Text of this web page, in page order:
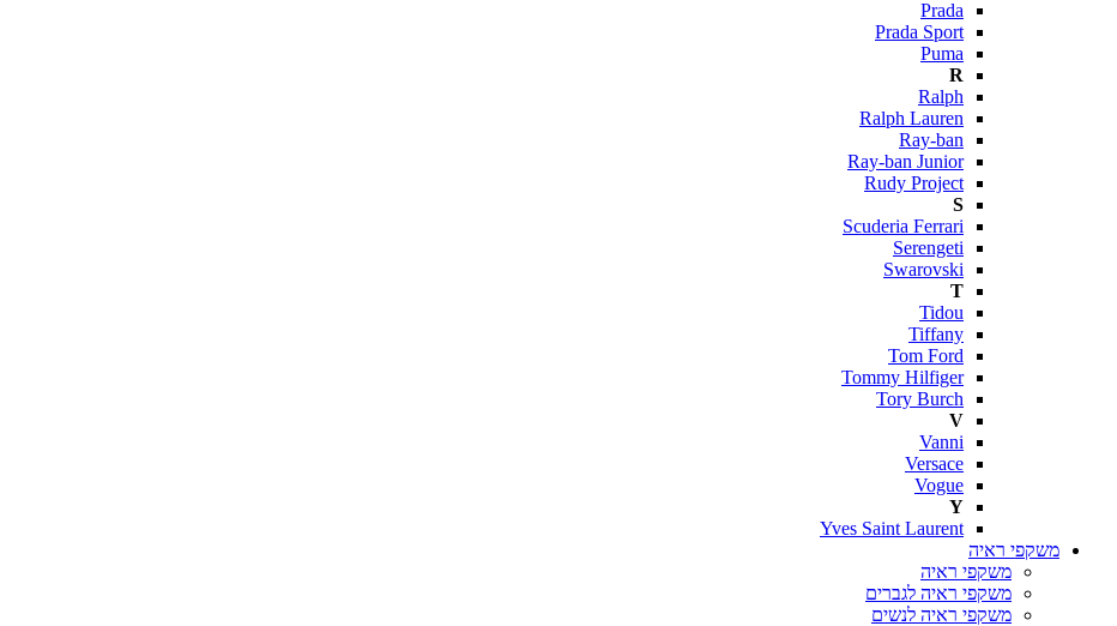
Prada
Prada Sport
Puma
R
Ralph
Ralph Lauren
Ray-ban
Ray-ban Junior
Rudy Project
S
Scuderia Ferrari
Serengeti
Swarovski
T
Tidou
Tiffany
Tom Ford
Tommy Hilfiger
Tory Burch
V
Vanni
Versace
Vogue
Y
Yves Saint Laurent
משקפי ראיה
משקפי ראיה
משקפי ראיה לגברים
משקפי ראיה לנשים